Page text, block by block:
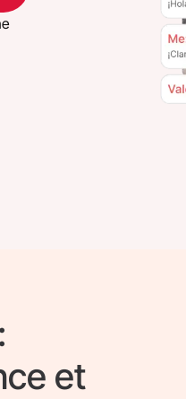
et